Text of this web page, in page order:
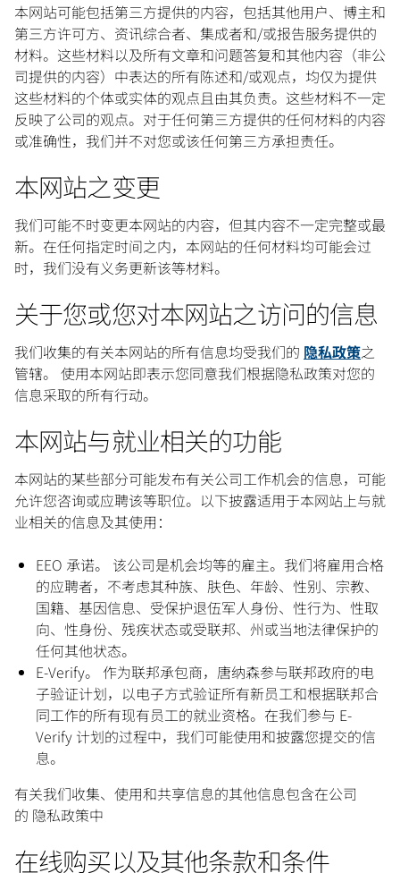
本网站可能包括第三方提供的内容，包括其他用户、博主和
第三方许可方、资讯综合者、集成者和/或报告服务提供的
材料。这些材料以及所有文章和问题答复和其他内容（非公
司提供的内容）中表达的所有陈述和/或观点，均仅为提供
这些材料的个体或实体的观点且由其负责。这些材料不一定
反映了公司的观点。对于任何第三方提供的任何材料的内容
或准确性，我们并不对您或该任何第三方承担责任。
本网站之变更
我们可能不时变更本网站的内容，但其内容不一定完整或最
新。在任何指定时间之内，本网站的任何材料均可能会过
时，我们没有义务更新该等材料。
关于您或您对本网站之访问的信息
我们收集的有关本网站的所有信息均受我们的 隐私政策之
管辖。 使用本网站即表示您同意我们根据隐私政策对您的
信息采取的所有行动。
本网站与就业相关的功能
本网站的某些部分可能发布有关公司工作机会的信息，可能
允许您咨询或应聘该等职位。以下披露适用于本网站上与就
业相关的信息及其使用：
EEO 承诺。 该公司是机会均等的雇主。我们将雇用合格
的应聘者，不考虑其种族、肤色、年龄、性别、宗教、
国籍、基因信息、受保护退伍军人身份、性行为、性取
向、性身份、残疾状态或受联邦、州或当地法律保护的
任何其他状态。
E-Verify。 作为联邦承包商，唐纳森参与联邦政府的电
子验证计划，以电子方式验证所有新员工和根据联邦合
同工作的所有现有员工的就业资格。在我们参与 E-
Verify 计划的过程中，我们可能使用和披露您提交的信
息。
有关我们收集、使用和共享信息的其他信息包含在公司
的 隐私政策中
在线购买以及其他条款和条件